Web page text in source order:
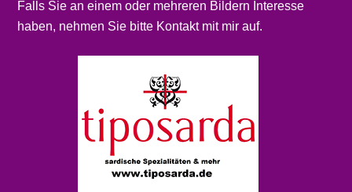
Falls Sie an einem oder mehreren Bildern Interesse
haben, nehmen Sie bitte Kontaktmit mir auf.